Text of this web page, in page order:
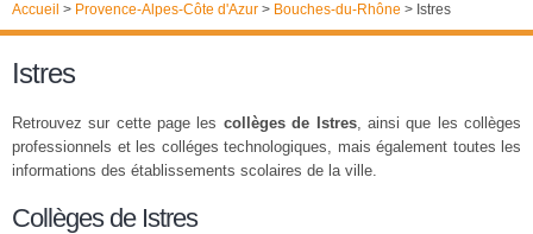
Accueil > Provence-Alpes-Côte d'Azur > Bouches-du-Rhône > Istres
Istres
Retrouvez sur cette page les collèges de Istres, ainsi que les collèges
professionnels et les colléges technologiques, mais également toutes les
informations des établissements scolaires de la ville.
Collèges de Istres